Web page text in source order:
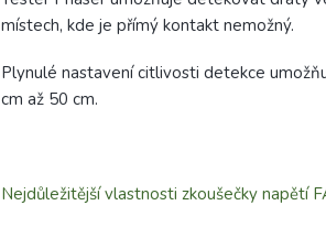
místech, kde je přímý kontakt nemožný.
Plynulé nastavení citlivosti detekce
cm až 50 cm.
Nejdůležitější vlastnosti zkoušečky napětí